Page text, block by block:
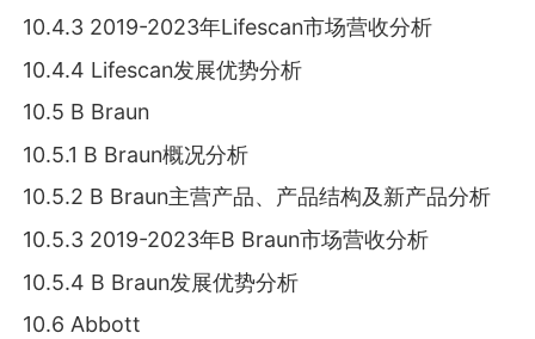
10.4.3 2019-2023年Lifescan市场营收分析
10.4.4 Lifescan发展优势分析
10.5 B Braun
10.5.1 B Braun概况分析
10.5.2 B Braun主营产品、产品结构及新产品分析
10.5.3 2019-2023年B Braun市场营收分析
10.5.4 B Braun发展优势分析
10.6 Abbott